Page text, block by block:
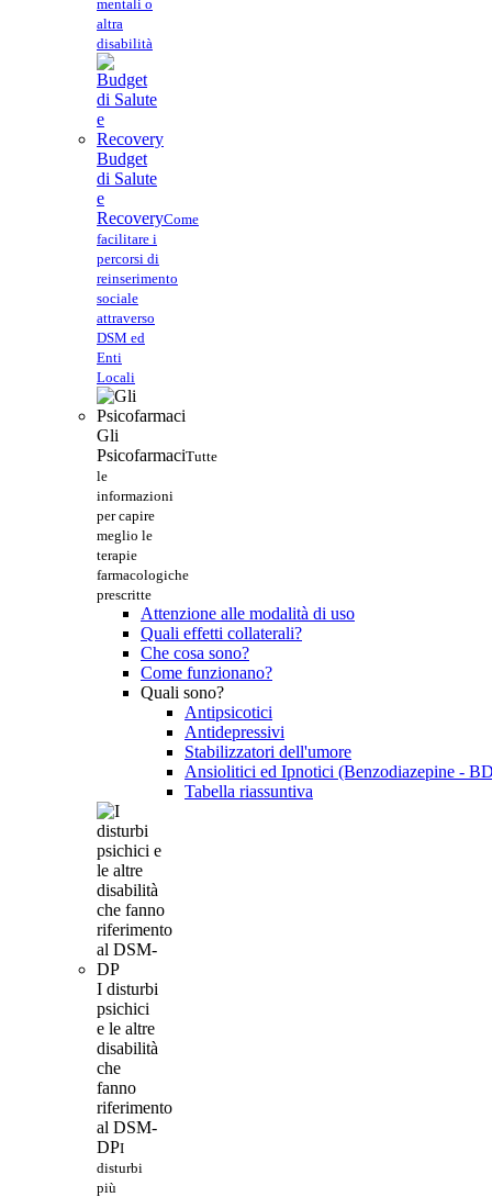
mentali o
altra
disabilità
Budget
di Salute
e
RecoveryCome
facilitare i
percorsi di
reinserimento
sociale
attraverso
DSM ed
Enti
Locali
Gli
PsicofarmaciTutte
le
informazioni
per capire
meglio le
terapie
farmacologiche
prescritte
Attenzione alle modalità di uso
Quali effetti collaterali?
Che cosa sono?
Come funzionano?
Quali sono?
Antipsicotici
Antidepressivi
Stabilizzatori dell'umore
Ansiolitici ed Ipnotici (Benzodiazepine -
Tabella riassuntiva
I disturbi
psichici
e le altre
disabilità
che
fanno
riferimento
al DSM-
DPI
disturbi
più